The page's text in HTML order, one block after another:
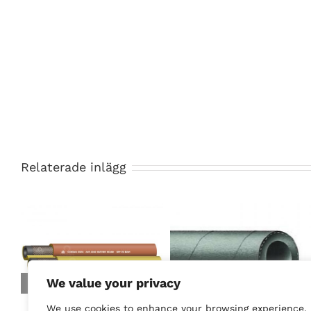
We value your privacy
We use cookies to enhance your browsing experience,
Relaterade inlägg